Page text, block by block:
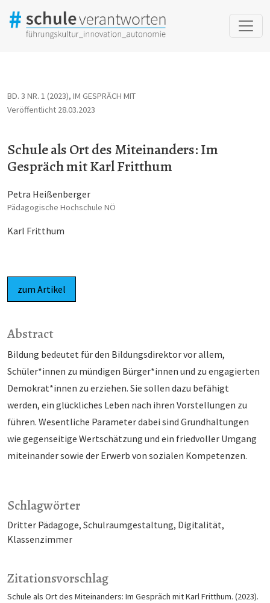
BD. 3 NR. 1 (2023), IM GESPRÄCH MIT
Schule als Ort des Miteinanders: Im
Gespräch mit Karl Fritthum
Veröffentlicht 28.03.2023
Petra Heißenberger
Pädagogische Hochschule NÖ
Karl Fritthum
zum Artikel
Schlagwörter
Dritter Pädagoge Schulraumgestaltung Digitalität
Klassenzimmer
Zitationsvorschlag
Schule als Ort des Miteinanders: Im Gespräch mit Karl Fritthum. (2023).
Abstract
Bil­dung bedeutet für den Bildungsdirektor vor allem,
Schüler*innen zu mün­digen Bürger*in­nen und zu engagierten
Demo­kra­t*in­nen zu er­zie­hen. Sie sol­­­len dazu befähigt
werden, ein glück­liches Leben nach ih­ren Vor­stellungen zu
führen. Wesentliche Parame­ter dabei sind Grund­hal­tun­gen
wie gegen­sei­tige Wertschätzung und ein fried­voller Umgang
mit­ei­nan­der so­wie der Er­werb von sozialen Kom­pe­ten­zen.